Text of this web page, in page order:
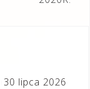
30 lipca 2026